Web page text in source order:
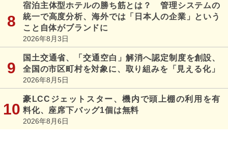
宿泊主体型ホテルの勝ち筋とは？ 管理システムの
統一で高度分析、海外では「日本人の企業」という
こと自体がブランドに
2026年8月3日
国土交通省、「交通空白」解消へ認定制度を創設、
全国の市区町村を対象に、取り組みを「見える化」
2026年8月5日
豪LCCジェットスター、機内で頭上棚の利用を有
料化、座席下バッグ1個は無料
2026年8月6日